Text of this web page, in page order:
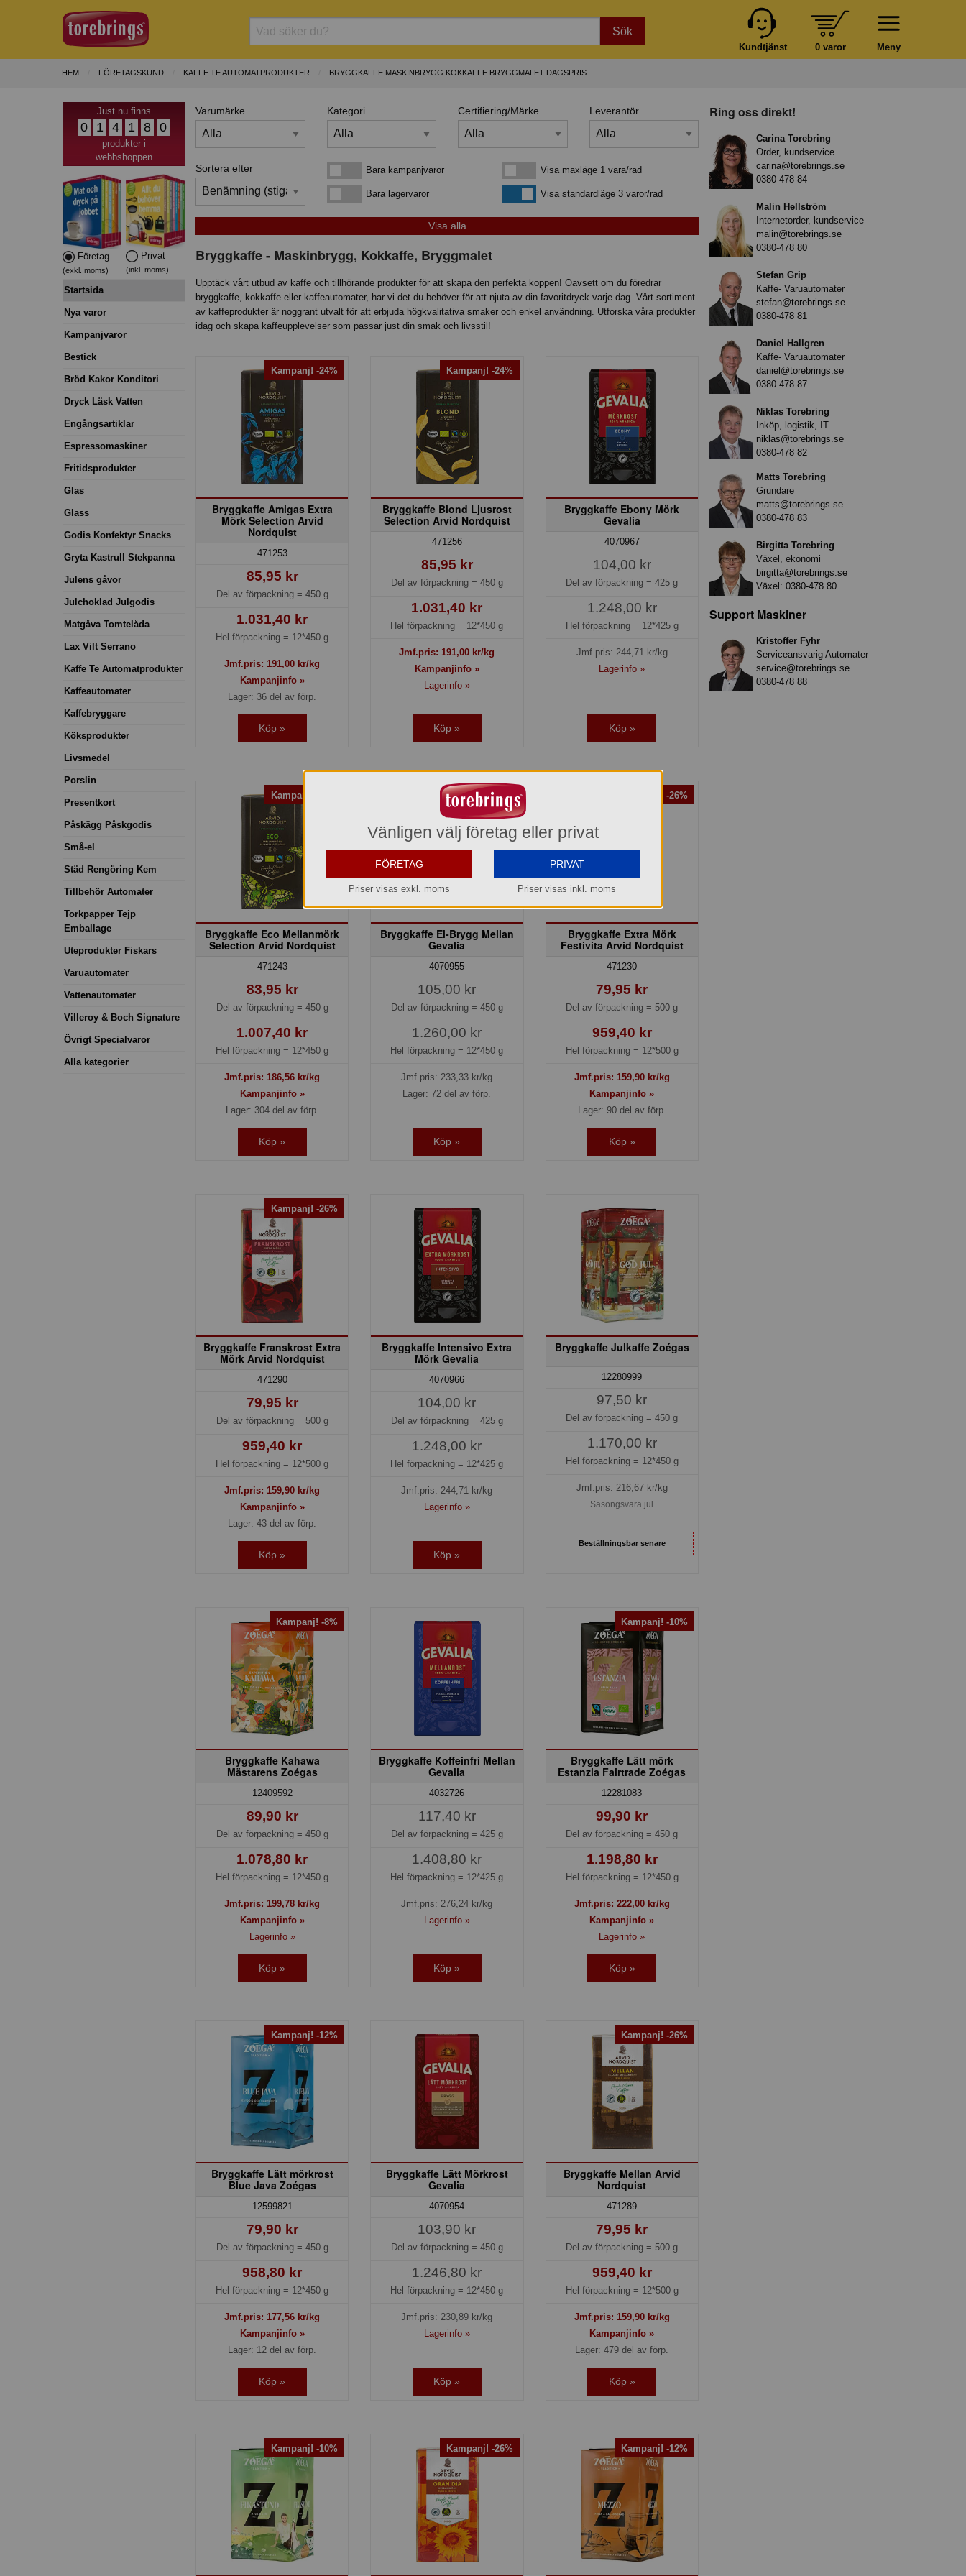
Sök
Meny
0 varor
Kundtjänst
HEM FÖRETAGSKUND KAFFE TE AUTOMATPRODUKTER BRYGGKAFFE MASKINBRYGG KOKKAFFE BRYGGMALET DAGSPRIS
Just nu finns
0 1 4 1 8 0
produkter i
webbshoppen
Företag
(exkl. moms)
Privat
(inkl. moms)
Startsida
Nya varor
Kampanjvaror
Bestick
Bröd Kakor Konditori
Dryck Läsk Vatten
Engångsartiklar
Espressomaskiner
Fritidsprodukter
Glas
Glass
Godis Konfektyr Snacks
Gryta Kastrull Stekpanna
Julens gåvor
Julchoklad Julgodis
Matgåva Tomtelåda
Lax Vilt Serrano
Kaffe Te Automatprodukter
Kaffeautomater
Kaffebryggare
Köksprodukter
Livsmedel
Porslin
Presentkort
Påskägg Påskgodis
Små-el
Städ Rengöring Kem
Tillbehör Automater
Torkpapper Tejp
Emballage
Uteprodukter Fiskars
Varuautomater
Vattenautomater
Villeroy & Boch Signature
Övrigt Specialvaror
Alla kategorier
Varumärke Kategori Certifiering/Märke Leverantör
Sortera efter Bara kampanjvarorBara kampanjvaror
Bara lagervarorBara lagervaror
Visa maxläge 1 vara/rad
Visa maxläge 1 vara/rad
Visa standardlägeVisa standardläge 3 varor/rad
Bryggkaffe - Maskinbrygg, Kokkaffe, Bryggmalet
Upptäck vårt utbud av kaffe och tillhörande produkter för att skapa den perfekta koppen! Oavsett om du föredrar
bryggkaffe, kokkaffe eller kaffeautomater, har vi det du behöver för att njuta av din favoritdryck varje dag. Vårt sortiment
av kaffeprodukter är noggrant utvalt för att erbjuda högkvalitativa smaker och enkel användning. Utforska våra produkter
idag och skapa kaffeupplevelser som passar just din smak och livsstil!
Kampanj! -24%
Bryggkaffe Amigas Extra
Mörk Selection Arvid
Nordquist
471253
85,95 kr
Del av förpackning = 450 g
1.031,40 kr
Hel förpackning = 12*450 g
Jmf.pris: 191,00 kr/kg
Kampanjinfo »
Lager: 36 del av förp.
Köp »
Kampanj! -24%
Bryggkaffe Blond Ljusrost
Selection Arvid Nordquist
471256
85,95 kr
Del av förpackning = 450 g
1.031,40 kr
Hel förpackning = 12*450 g
Jmf.pris: 191,00 kr/kg
Kampanjinfo »
Lagerinfo »
Köp »
Bryggkaffe Ebony Mörk
Gevalia
4070967
104,00 kr
Del av förpackning =425 g
1.248,00 kr
Hel förpackning = 12*425 g
Jmf.pris: 244,71 kr/kg
Lagerinfo »
Köp »
Kampanj! -24%
Bryggkaffe Eco Mellanmörk
Selection Arvid Nordquist
471243
83,95 kr
Del av förpackning = 450 g
1.007,40 kr
Hel förpackning = 12*450 g
Jmf.pris: 186,56 kr/kg
Kampanjinfo »
Lager: 304 del av förp.
Köp »
Bryggkaffe El-Brygg Mellan
Gevalia
4070955
105,00 kr
Del av förpackning = 450 g
1.260,00 kr
Hel förpackning = 12*450 g
Jmf.pris: 233,33 kr/kg
Lager: 72 del av förp.
Köp »
Kampanj! -26%
Bryggkaffe Extra Mörk
Festivita Arvid Nordquist
471230
79,95 kr
Del av förpackning = 500 g
959,40 kr
Hel förpackning = 12*500 g
Jmf.pris: 159,90kr/kg
Kampanjinfo »
Lager: 90 del av förp.
Köp »
Kampanj! -26%
Bryggkaffe Franskrost Extra
Mörk Arvid Nordquist
471290
79,95 kr
Del av förpackning = 500 g
959,40 kr
Hel förpackning = 12*500 g
Jmf.pris: 159,90 kr/kg
Kampanjinfo »
Lager: 43 del av förp.
Köp »
Bryggkaffe Intensivo Extra
Mörk Gevalia
4070966
104,00 kr
Del av förpackning = 425 g
1.248,00 kr
Hel förpackning = 12*425 g
Jmf.pris: 244,71 kr/kg
Lagerinfo »
Köp »
Bryggkaffe Julkaffe Zoégas
12280999
97,50 kr
Del av förpackning =450 g
1.170,00 kr
Hel förpackning = 12*450 g
Jmf.pris: 216,67kr/kg
Säsongsvara jul
Beställningsbar senare
Kampanj! -8%
Bryggkaffe Kahawa
Mästarens Zoégas
12409592
89,90 kr
Del av förpackning = 450 g
1.078,80 kr
Hel förpackning = 12*450 g
Jmf.pris: 199,78 kr/kg
Kampanjinfo »
Lagerinfo »
Köp »
Bryggkaffe Koffeinfri Mellan
Gevalia
4032726
117,40 kr
Del av förpackning = 425 g
1.408,80 kr
Hel förpackning = 12*425 g
Jmf.pris: 276,24 kr/kg
Lagerinfo »
Köp »
Kampanj! -10%
Bryggkaffe Lätt mörk
Estanzia Fairtrade Zoégas
12281083
99,90 kr
Del av förpackning =450 g
1.198,80 kr
Hel förpackning = 12*450 g
Jmf.pris: 222,00kr/kg
Kampanjinfo »
Lagerinfo »
Köp »
Kampanj! -12%
Bryggkaffe Lätt mörkrost
Blue Java Zoégas
12599821
79,90 kr
Del av förpackning = 450 g
958,80 kr
Hel förpackning = 12*450 g
Jmf.pris: 177,56 kr/kg
Kampanjinfo »
Lager: 12 del av förp.
Köp »
Bryggkaffe Lätt Mörkrost
Gevalia
4070954
103,90 kr
Del av förpackning = 450 g
1.246,80 kr
Hel förpackning = 12*450 g
Jmf.pris: 230,89 kr/kg
Lagerinfo »
Köp »
Kampanj! -26%
Bryggkaffe Mellan Arvid
Nordquist
471289
79,95 kr
Del av förpackning = 500 g
959,40 kr
Hel förpackning = 12*500 g
Jmf.pris: 159,90kr/kg
Kampanjinfo »
Lager: 479 del av förp.
Köp »
Kampanj! -10% Kampanj! -26% Kampanj! -12%
Ring oss direkt!
Carina Torebring
Order, kundservice
carina@torebrings.se
0380-478 84
Malin Hellström
Internetorder, kundservice
malin@torebrings.se
0380-478 80
Stefan Grip
Kaffe- Varuautomater
stefan@torebrings.se
0380-478 81
Daniel Hallgren
Kaffe- Varuautomater
daniel@torebrings.se
0380-478 87
Niklas Torebring
Inköp, logistik, IT
niklas@torebrings.se
0380-478 82
Matts Torebring
Grundare
matts@torebrings.se
0380-478 83
Birgitta Torebring
Växel, ekonomi
birgitta@torebrings.se
Växel: 0380-478 80
Support Maskiner
Kristoffer Fyhr
Serviceansvarig Automater
service@torebrings.se
0380-478 88
Vänligen välj företag eller privat
FÖRETAG
Priser visas exkl. moms
PRIVAT
Priser visas inkl. moms